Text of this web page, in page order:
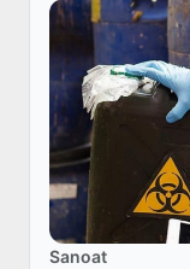
Sanoat